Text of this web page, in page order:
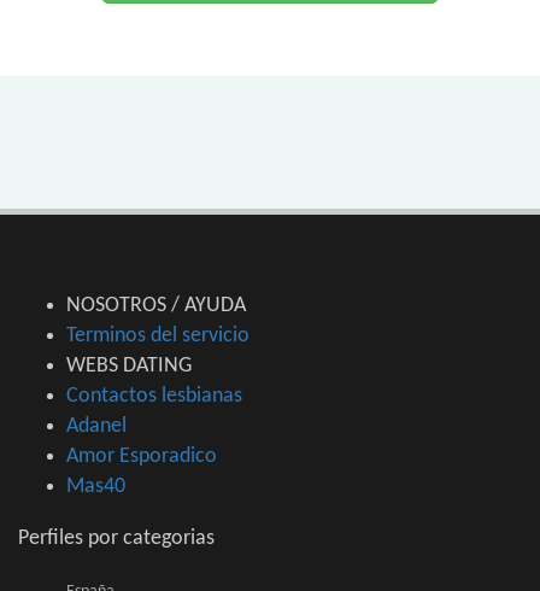
NOSOTROS / AYUDA
Terminos del servicio
WEBS DATING
Contactos lesbianas
Adanel
Amor Esporadico
Mas40
Perfiles por categorias